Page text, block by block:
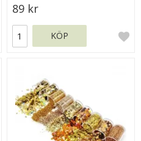
89 kr
KÖP